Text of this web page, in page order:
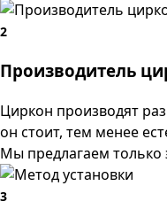
2
Производитель
Циркон производят
он стоит, тем менее
Мы предлагаем только
3